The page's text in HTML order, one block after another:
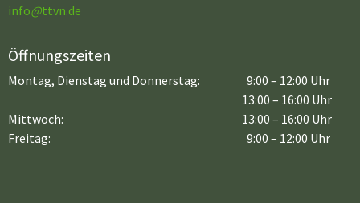
info@ttvn.de
Öffnungszeiten
Montag, Dienstag und Donnerstag:
9:00 – 12:00 Uhr
13:00 – 16:00 Uhr
Mittwoch:
Freitag:
13:00 – 16:00 Uhr
9:00 – 12:00 Uhr